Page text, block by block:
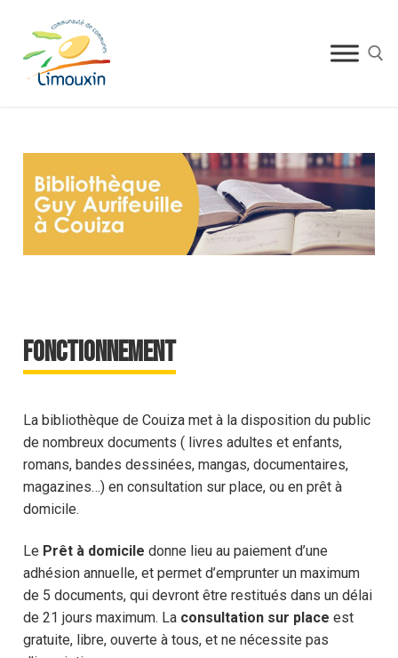
FONCTIONNEMENT
La bibliothèque de Couiza met à la disposition du public
de nombreux documents ( livres adultes et enfants,
romans, bandes dessinées, mangas, documentaires,
magazines…) en consultation sur place, ou en prêt à
domicile.
Le Prêt à domicile donne lieu au paiement d’une
adhésion annuelle, et permet d’emprunter un maximum
de 5 documents, qui devront être restitués dans un délai
de 21 jours maximum. La consultation sur place est
gratuite, libre, ouverte à tous, et ne nécessite pas